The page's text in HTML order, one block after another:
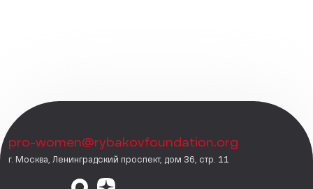
pro-women@rybakovfoundation.org
г. Москва, Ленинградский проспект, дом 36, стр. 11